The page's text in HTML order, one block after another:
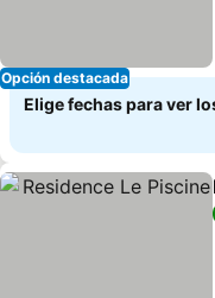
Opción destacada
Elige fechas para ver